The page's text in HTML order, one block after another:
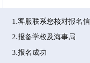
1.客服联系您核对报名
2.报备学校及海事局
3.报名成功